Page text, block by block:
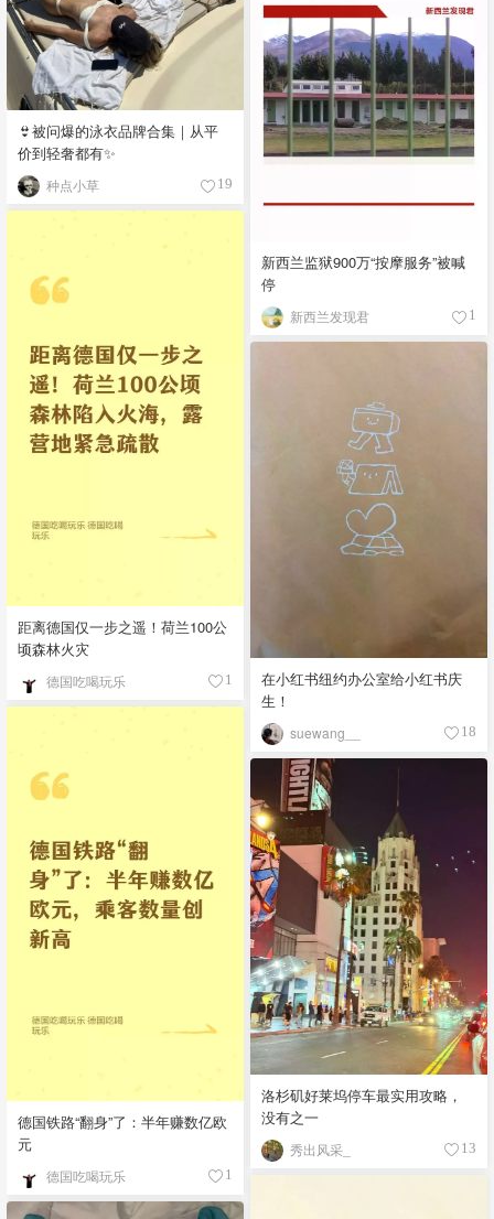
👙被问爆的泳衣品牌合集｜从平
价到轻奢都有✨
种点小草 19
新西兰监狱900万“按摩服务”被喊
停
新西兰发现君 1
距离德国仅一步之遥！荷兰100公
顷森林火灾
德国吃喝玩乐 1
在小红书纽约办公室给小红书庆
生！
suewang__ 18
德国铁路“翻身”了：半年赚数亿欧
元
德国吃喝玩乐 1
洛杉矶好莱坞停车最实用攻略，
没有之一
秀出风采_ 13